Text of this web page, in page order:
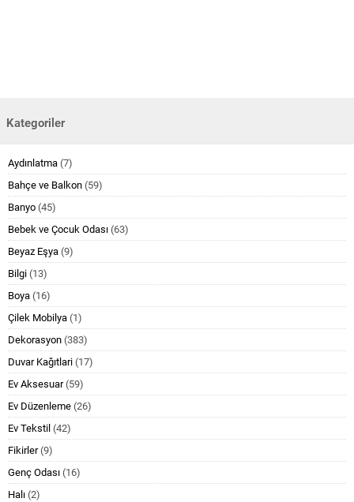
Kategoriler
Aydınlatma (7)
Bahçe ve Balkon (59)
Banyo (45)
Bebek ve Çocuk Odası (63)
Beyaz Eşya (9)
Bilgi (13)
Boya (16)
Çilek Mobilya (1)
Dekorasyon (383)
Duvar Kağıtlari (17)
Ev Aksesuar(59)
Ev Düzenleme (26)
Ev Tekstil (42)
Fikirler(9)
Genç Odası (16)
Halı (2)